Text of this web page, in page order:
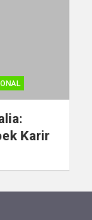
Karir